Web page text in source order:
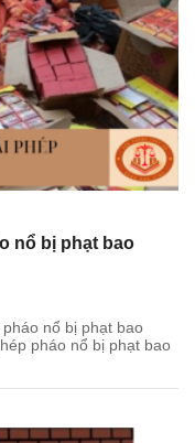
nổ bị phạt bao
nổ bị phạt bao
pháo nổ bị phạt bao